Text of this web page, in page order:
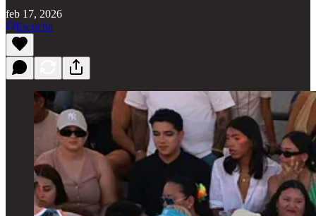
feb 17, 2026
Escucha